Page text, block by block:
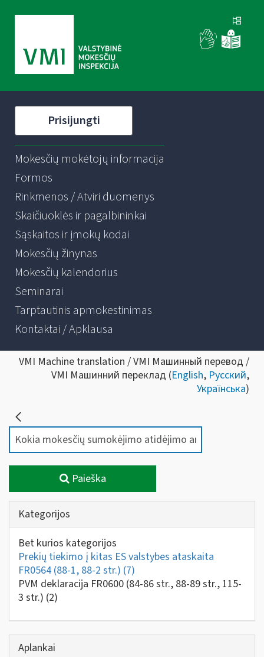
Prisijungti
Mokesčių mokėtojų informacija
Formos
Rinkmenos / Atviri duomenys
Skaičiuoklės ir pagalbininkai
Sąskaitos ir įmokų kodai
Mokesčių žinynas
Mokesčių kalendorius
Seminarai
Tarptautinis apmokestinimas
Kontaktai / Apklausa
VMI Machine translation / VMI Машинный перевод /
VMI Машинний переклад (English, Русский,
Українська)
Paieška
Kategorijos
Bet kurios kategorijos
Prekių tiekimo į kitas ES valstybes ataskaita
FR0564 (88-1, 88-2 str.) (7)
PVM deklaracija FR0600 (84-86 str., 88-89 str., 115-
3 str.) (2)
Aplankai